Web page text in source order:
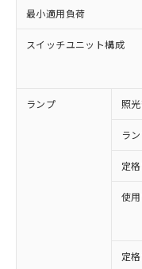
最小適用負荷
スイッチユニット構成
ランプ 照
ラ
定
使
定
対応済み
非含有に対応